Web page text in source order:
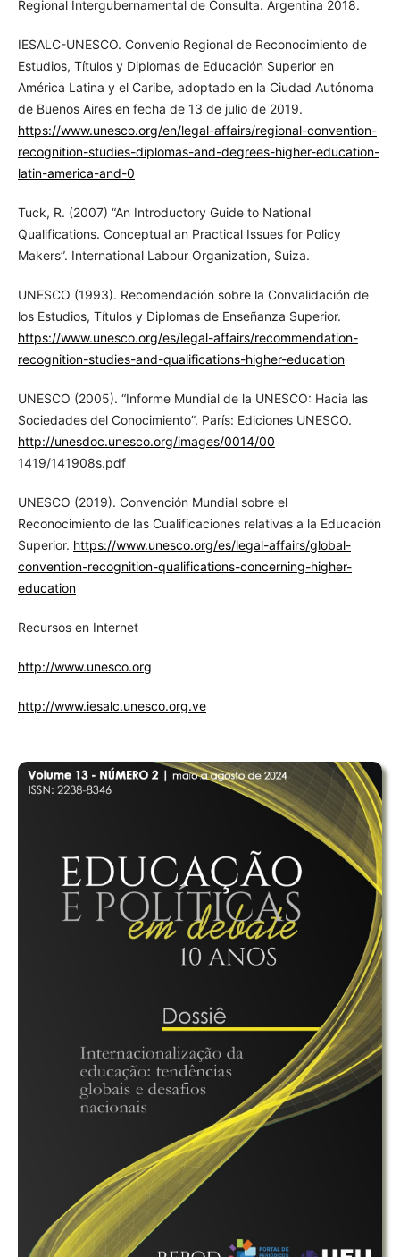
Regional Intergubernamental de Consulta. Argentina 2018.
IESALC-UNESCO. Convenio Regional de Reconocimiento de
Estudios, Títulos y Diplomas de Educación Superior en
América Latina y el Caribe, adoptado en la Ciudad Autónoma
de Buenos Aires en fecha de 13 de julio de 2019.
https://www.unesco.org/en/legal-affairs/regional-convention-
recognition-studies-diplomas-and-degrees-higher-education-
latin-america-and-0
Tuck, R. (2007) “An Introductory Guide to National
Qualifications. Conceptual an Practical Issues for Policy
Makers”. International Labour Organization, Suiza.
UNESCO (1993). Recomendación sobre la Convalidación de
los Estudios, Títulos y Diplomas de Enseñanza Superior.
https://www.unesco.org/es/legal-affairs/recommendation-
recognition-studies-and-qualifications-higher-education
UNESCO (2005). “Informe Mundial de la UNESCO: Hacia las
Sociedades del Conocimiento”. París: Ediciones UNESCO.
http://unesdoc.unesco.org/images/0014/00
1419/141908s.pdf
UNESCO (2019). Convención Mundial sobre el
Reconocimiento de las Cualificaciones relativas a la Educación
Superior. https://www.unesco.org/es/legal-affairs/global-
convention-recognition-qualifications-concerning-higher-
education
Recursos en Internet
http://www.unesco.org
http://www.iesalc.unesco.org.ve